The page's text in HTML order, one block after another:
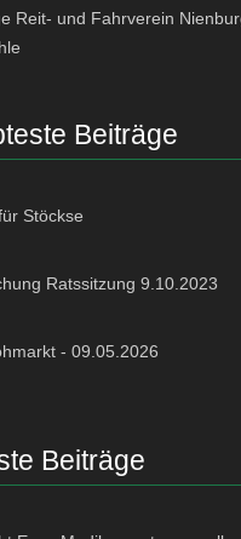
Reit- und Fahrverein
Beiträge
Stöckse
Ratssitzung 9.10.2023
- 09.05.2026
Beiträge